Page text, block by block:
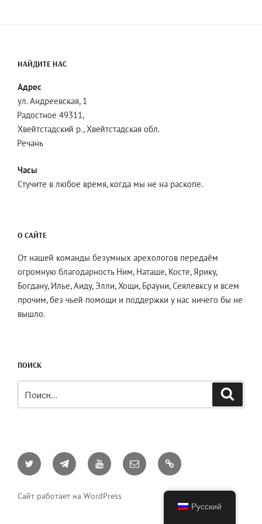
НАЙДИТЕ НАС
Адрес
ул. Андреевская, 1
Радостное 49311,
Хвейтстадский р., Хвейтстадская обл.
Речань
Часы
Стучите в любое время, когда мы не на раскопе.
О САЙТЕ
От нашей команды безумных арехологов передаём
огромную благодарность Ним, Наташе, Косте, Ярику,
Богдану, Илье, Аиду, Элли, Хощи, Брауни, Сеялевксу и всем
прочим, без чьей помощи и поддержки у нас ничего бы не
вышло.
ПОИСК
Twitter TelegramYouTube Email AO3
Сайт работает на WordPress
Русский